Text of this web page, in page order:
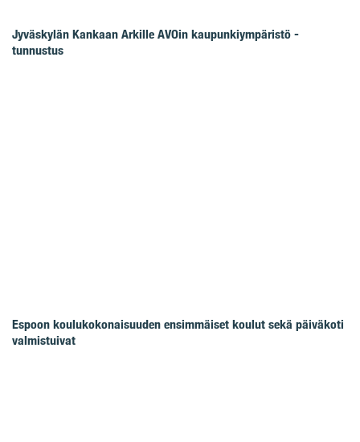
Jyväskylän Kankaan Arkille AVOin kaupunkiympäristö -
tunnustus
Espoon koulukokonaisuuden ensimmäiset koulut sekä päiväkoti
valmistuivat